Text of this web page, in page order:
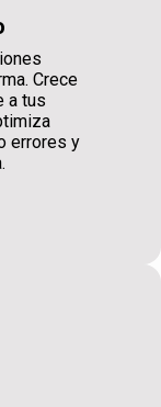
Crece
a tus
errores y